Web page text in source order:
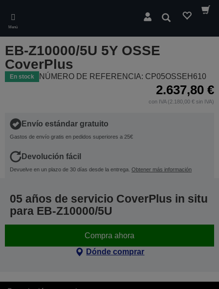
main
content
Menú
Buscar
EB-Z10000/5U 5Y OSSE
CoverPlus
En stock NÚMERO DE REFERENCIA: CP05OSSEH610
2.637,80 €
con IVA (2.180,00 € sin IVA)
Envío estándar gratuito
Gastos de envío gratis en pedidos superiores a 25€
Devolución fácil
Devuelve en un plazo de 30 días desde la entrega. Obtener más información
05 años de servicio CoverPlus in situ
para EB-Z10000/5U
Compra ahora
Dónde comprar